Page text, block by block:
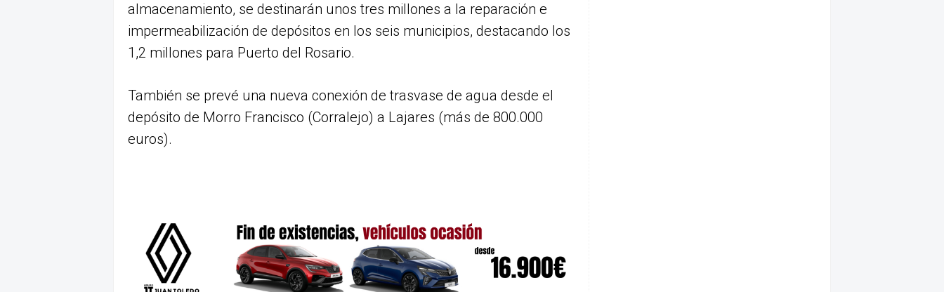
almacenamiento, se destinarán unos tres millones a la reparación e
impermeabilización de depósitos en los seis municipios, destacando los
1,2 millones para Puerto del Rosario.
También se prevé una nueva conexión de trasvase de agua desde el
depósito de Morro Francisco (Corralejo) a Lajares (más de 800.000
euros).